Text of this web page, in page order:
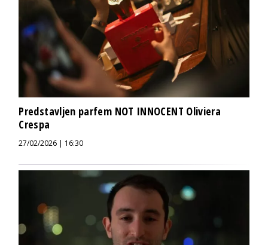
Predstavljen parfem NOT INNOCENT Oliviera
Crespa
27/02/2026 | 16:30